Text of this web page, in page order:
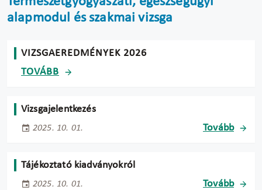
alapmodul és szakmai vizsga
VIZSGAEREDMÉNYEK 2026
TOVÁBB
Vizsgajelentkezés
2025. 10. 01. Tovább
Tájékoztató kiadványokról
2025. 10. 01. Tovább